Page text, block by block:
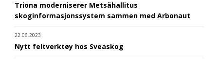
Triona moderniserer Metsähallitus
skoginformasjonssystem sammen med Arbonaut
22.06.2023
Nytt feltverktøy hos Sveaskog